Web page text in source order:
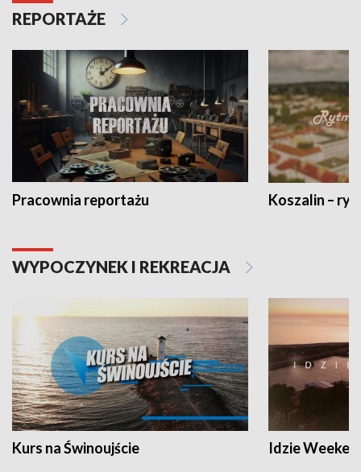
REPORTAŻE
Pracownia reportażu Koszalin –
WYPOCZYNEK I REKREACJA
Kurs na Świnoujście Idzie